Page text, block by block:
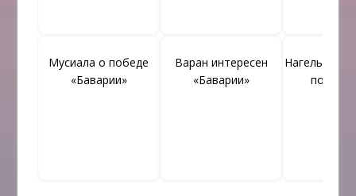
Мусиала о победе
«Баварии»
Варан интересен
«Баварии»